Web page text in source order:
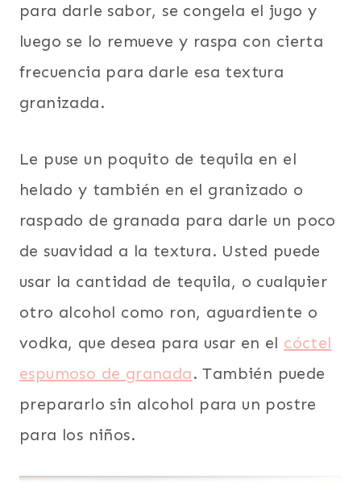
para darle sabor, se congela el jugo y
luego se lo remueve y raspa con cierta
frecuencia para darle esa textura
granizada.
Le puse un poquito de tequila en el
helado y también en el granizado o
raspado de granada para darle un poco
de suavidad a la textura. Usted puede
usar la cantidad de tequila, o cualquier
otro alcohol como ron, aguardiente o
vodka, que desea para usar en el cóctel
espumoso de granada. También puede
prepararlo sin alcohol para un postre
para los niños.